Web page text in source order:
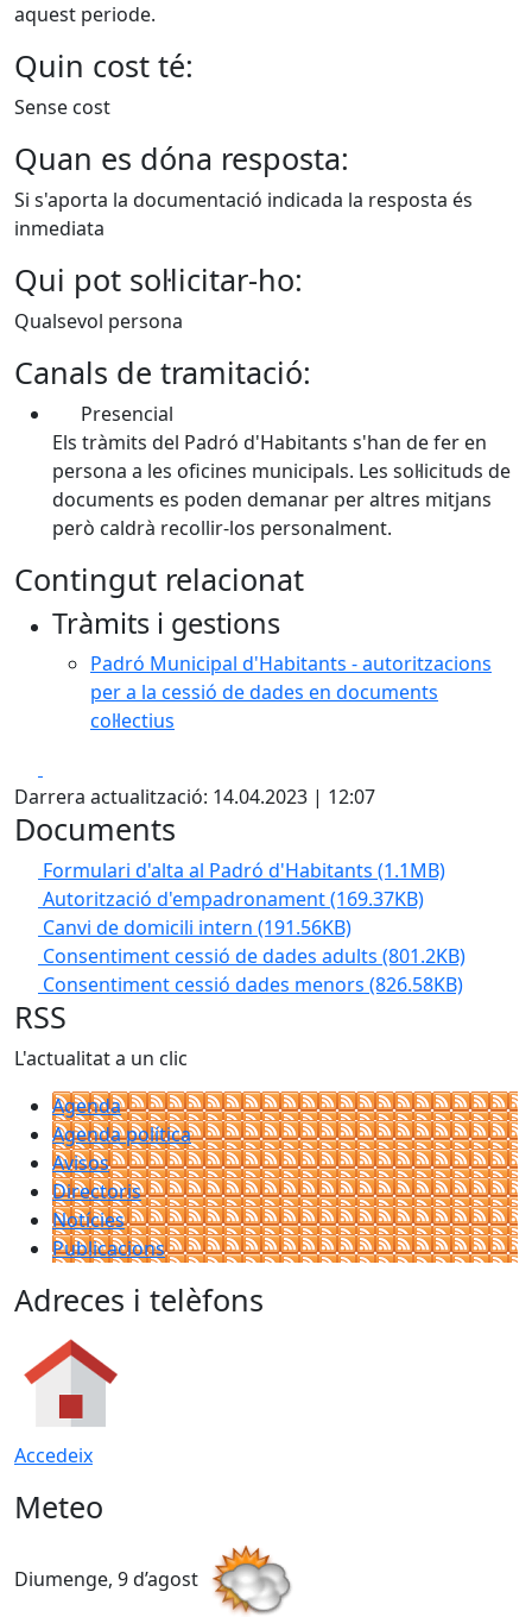
aquest periode.
Quin cost té:
Sense cost
Quan es dóna resposta:
Si s'aporta la documentació indicada la resposta és
inmediata
Qui pot sol·licitar-ho:
Qualsevol persona
Canals de tramitació:
Presencial
Els tràmits del Padró d'Habitants s'han de fer en
persona a les oficines municipals. Les sol·licituds de
documents es poden demanar per altres mitjans
però caldrà recollir-los personalment.
Contingut relacionat
Tràmits i gestions
Padró Municipal d'Habitants - autoritzacions
per a la cessió de dades en documents
col·lectius
Darrera actualització: 14.04.2023 | 12:07
Documents
Formulari d'alta al Padró d'Habitants (1.1MB)
Autorització d'empadronament(169.37KB)
Canvi de domicili intern (191.56KB)
Consentiment cessió de dades adults (801.2KB)
Consentiment cessió dades menors (826.58KB)
RSS
L'actualitat a un clic
Agenda
Agenda política
Avisos
Directoris
Notícies
Publicacions
Adreces i telèfons
Accedeix
Meteo
Diumenge, 9 d’agost